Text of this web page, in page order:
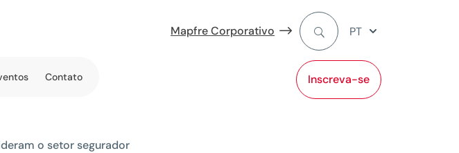
Mapfre Corporativo
Inscreva-se
PT
Contato
o setor segurador